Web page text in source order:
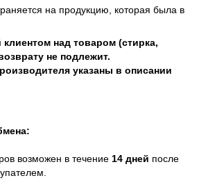
на продукцию, которая была в
над товаром (стирка,
не подлежит.
указаны в описании
возможен в течение 14 дней после